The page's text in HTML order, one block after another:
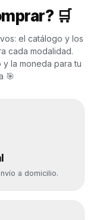
🛒
el catálogo y los
cada modalidad.
la moneda para tu
🎯
a domicilio.
para